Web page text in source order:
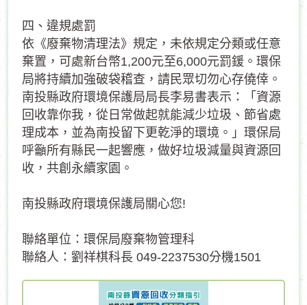
四、違規處罰
依《廢棄物清理法》規定，未依規定分類或任意
棄置，可處新台幣1,200元至6,000元罰鍰。環保
局將持續加強破袋稽查，請民眾切勿心存僥倖。
南投縣政府環境保護局局長李易書表示：「資源
回收靠你我，從日常做起就能減少垃圾、節省處
理成本，並為南投留下更乾淨的環境。」環保局
呼籲所有縣民一起響應，做好垃圾減量與資源回
收，共創永續家園。
南投縣政府環境保護局關心您!
聯絡單位：環保局廢棄物管理科
聯絡人：劉祥棋科長 049-2237530分機1501